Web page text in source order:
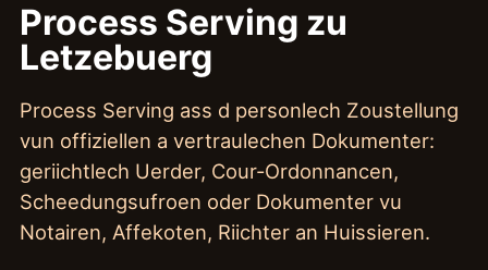
Process Serving zu
Letzebuerg
Process Serving ass d personlech Zoustellung
vun offiziellen a vertraulechen Dokumenter:
geriichtlech Uerder, Cour-Ordonnancen,
Scheedungsufroen oder Dokumenter vu
Notairen, Affekoten, Riichter an Huissieren.